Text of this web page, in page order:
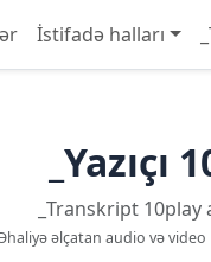
İstifadə halları
_Transkript
əlçatan audio və video